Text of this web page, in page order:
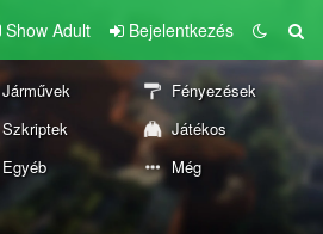
Show Adult Bejelentkezés
Járművek
Fényezések
Szkriptek
Játékos
Egyéb Még